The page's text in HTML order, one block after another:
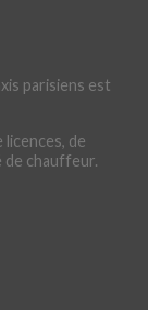
parisiens est
licences, de
chauffeur.